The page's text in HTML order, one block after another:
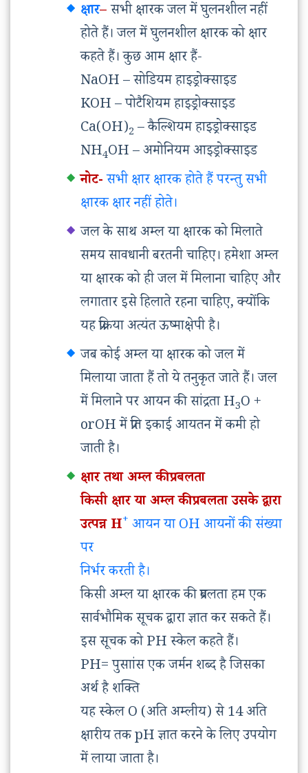
क्षार–सभी क्षारक जल में घुलनशील नहीं
होते हैं। जल में घुलनशील क्षारक को क्षार
कहते हैं। कुछ आम क्षार हैं-
NaOH – सोडियम हाइड्रोक्साइड
KOH – पोटैशियम हाइड्रोक्साइड
Ca(OH)2 – कैल्शियम हाइड्रोक्साइड
NH4OH – अमोनियम आइड्रोक्साइड
नोट-सभी क्षार क्षारक होते हैं परन्तु सभी
क्षारक क्षार नहीं होते।
जल के साथ अम्ल या क्षारक को मिलाते
समय सावधानी बरतनी चाहिए। हमेशा अम्ल
या क्षारक को ही जल में मिलाना चाहिए और
लगातार इसे हिलाते रहना चाहिए, क्योंकि
यह प्रक्रिया अत्यंत ऊष्माक्षेपी है।
जब कोई अम्ल या क्षारक को जल में
मिलाया जाता हैं तो ये तनुकृत जाते हैं। जल
में मिलाने पर आयन की सांद्रता H3O +
orOH में प्रति इकाई आयतन में कमी हो
जाती है।
क्षार तथा अम्ल की प्रबलता
किसी क्षार या अम्ल की प्रबलता उसके द्वारा
उत्पन्न H+ आयन या OH आयनों की संख्या
पर
निर्भर करती है।
किसी अम्ल या क्षारक की प्रबलता हम एक
सार्वभौमिक सूचक द्वारा ज्ञात कर सकते हैं।
इस सूचक को PH स्केल कहते हैं।
PH= पुसाांस एक जर्मन शब्द है जिसका
अर्थ है शक्ति
यह स्केल O (अति अम्लीय) से 14 अति
क्षारीय तक pH ज्ञात करने के लिए उपयोग
में लाया जाता है।